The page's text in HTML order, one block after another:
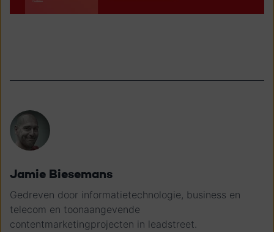
Jamie Biesemans
Gedreven door informatietechnologie, business en
telecom en toonaangevende
contentmarketingprojecten in leadstreet.